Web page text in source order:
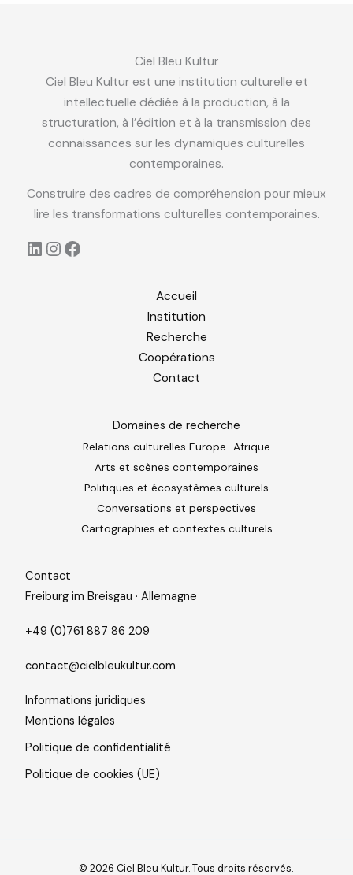
Ciel Bleu Kultur
Ciel Bleu Kultur est une institution culturelle et
intellectuelle dédiée à la production, à la
structuration, à l’édition et à la transmission des
connaissances sur les dynamiques culturelles
contemporaines.
Construire des cadres de compréhension pour mieux
lire les transformations culturelles contemporaines.
LinkedIn
Instagram
Facebook
Accueil
Institution
Recherche
Coopérations
Contact
Domaines de recherche
Relations culturelles Europe–Afrique
Arts et scènes contemporaines
Politiques et écosystèmes culturels
Conversations et perspectives
Cartographies et contextes culturels
Contact
Freiburg im Breisgau · Allemagne
+49 (0)761 887 86 209
contact@cielbleukultur.com
Informations juridiques
Mentions légales
Politique de confidentialité
Politique de cookies (UE)
© 2026 Ciel Bleu Kultur. Tous droits réservés.